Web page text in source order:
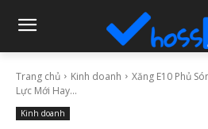
Trang chủ Kinh doanh
Xăng E10 Phủ
Lực Mới Hay...
Kinh doanh